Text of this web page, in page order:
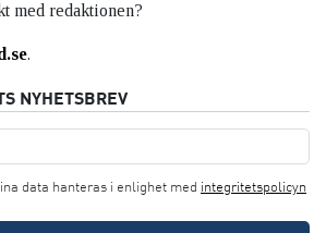
med redaktionen?
.
NYHETSBREV
data hanteras i enlighet med integritetspolicyn